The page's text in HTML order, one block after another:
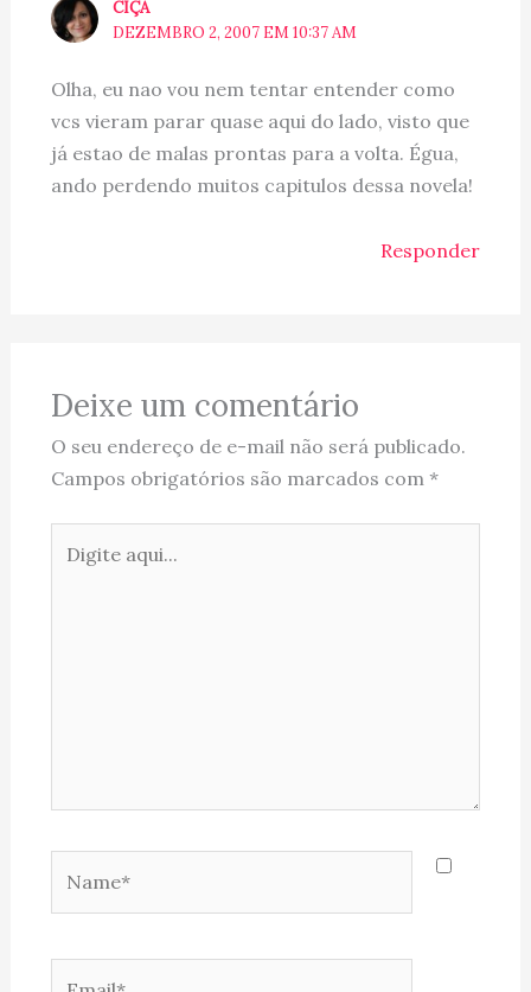
CIÇA
DEZEMBRO 2, 2007 EM 10:37 AM
Olha, eu nao vou nem tentar entender como
vcs vieram parar quase aqui do lado, visto que
já estao de malas prontas para a volta. Égua,
ando perdendo muitos capitulos dessa novela!
Responder
Deixe um comentário
O seu endereço de e-mail não será publicado.
Campos obrigatórios são marcados com *
aqui...